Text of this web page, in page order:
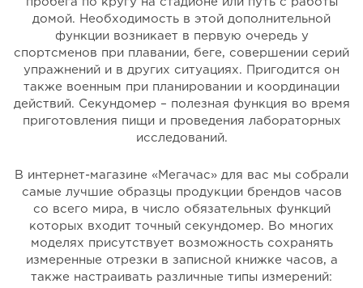
домой. Необходимость в этой дополнительной
функции возникает в первую очередь у
спортсменов при плавании, беге, совершении серий
упражнений и в других ситуациях. Пригодится он
также военным при планировании и координации
действий. Секундомер – полезная функция во время
приготовления пищи и проведения лабораторных
исследований.
В интернет-магазине «Мегачас» для вас мы собрали
самые лучшие образцы продукции брендов часов
со всего мира, в число обязательных функций
которых входит точный секундомер. Во многих
моделях присутствует возможность сохранять
измеренные отрезки в записной книжке часов, а
также настраивать различные типы измерений: